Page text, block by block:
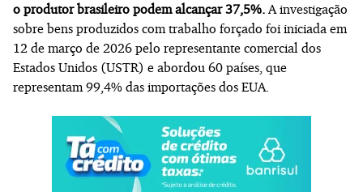
o produtor brasileiro podem alcançar 37,5%.A investigação
sobre bens produzidos com trabalho forçado foi iniciada em
12 de março de 2026 pelo representante comercial dos
Estados Unidos (USTR) e abordou 60 países, que
representam 99,4% das importações dos EUA.